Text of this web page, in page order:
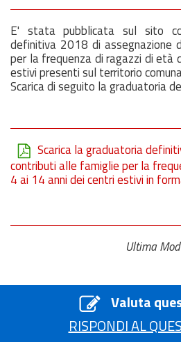
E' stata pubblicata sul sito
definitiva 2018 di assegnazione
per la frequenza di ragazzi di età
estivi presenti sul territorio
Scarica di seguito la graduatoria
Scarica la graduatoria
contributi alle famiglie per la
4 ai 14 anni dei centri estivi in
Ultima
Valuta
RISPONDI AL